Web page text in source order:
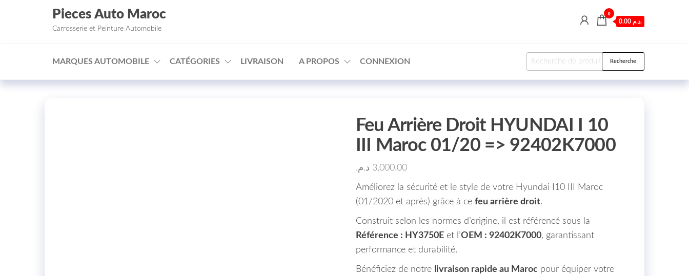
Aller au contenu
Pieces Auto Maroc
Carrosserie et Peinture Automobile
0
0.00 د.م.
MARQUES AUTOMOBILE CATÉGORIES LIVRAISON A PROPOS CONNEXION Recherche pour : Recherche
Feu Arrière Droit HYUNDAI I 10
III Maroc 01/20 => 92402K7000
3,000.00 د.م.
Améliorez la sécurité et le style de votre Hyundai I10 III Maroc
(01/2020 et après) grâce à ce feu arrière droit.
Construit selon les normes d’origine, il est référencé sous la
Référence : HY3750Eet l’OEM : 92402K7000, garantissant
performance et durabilité.
Bénéficiez de notre livraison rapide au Marocpour équiper votre